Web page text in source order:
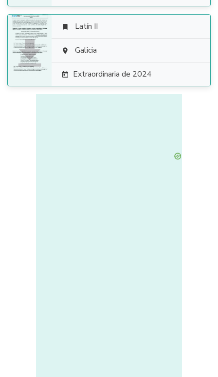

 Latín II
 Galicia
 Extraordinaria de 2024